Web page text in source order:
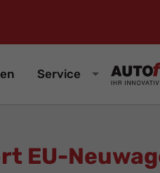
Service
EU-